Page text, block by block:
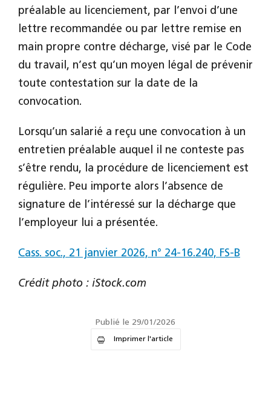
préalable au licenciement, par l’envoi d’une
lettre recommandée ou par lettre remise en
main propre contre décharge, visé par le Code
du travail, n’est qu’un moyen légal de prévenir
toute contestation sur la date de la
convocation.
Lorsqu’un salarié a reçu une convocation à un
entretien préalable auquel il ne conteste pas
s’être rendu, la procédure de licenciement est
régulière. Peu importe alors l’absence de
signature de l’intéressé sur la décharge que
l’employeur lui a présentée.
Cass. soc., 21 janvier 2026, n° 24-16.240, FS-B
Crédit photo : iStock.com
Publié le 29/01/2026
Imprimer l'article